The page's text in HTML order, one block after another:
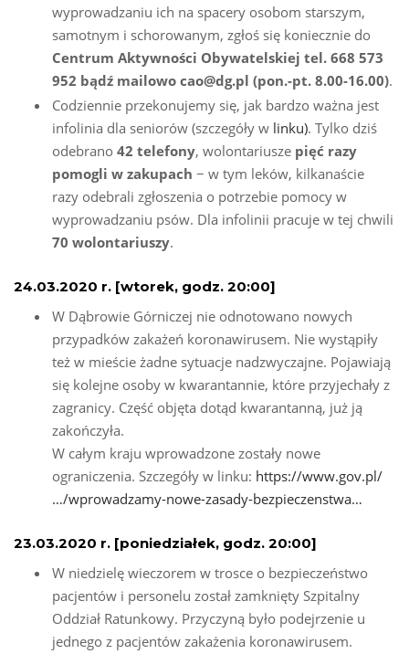
wyprowadzaniu ich na spacery osobom starszym,
samotnym i schorowanym, zgłoś się koniecznie do
Centrum Aktywności Obywatelskiej tel. 668 573
952 bądź mailowo cao@dg.pl (pon.-pt. 8.00-16.00).
Codziennie przekonujemy się, jak bardzo ważna jest
infolinia dla seniorów (szczegóły w linku). Tylko dziś
odebrano 42 telefony, wolontariusze pięć razy
pomogli w zakupach − w tym leków, kilkanaście
razy odebrali zgłoszenia o potrzebie pomocy w
wyprowadzaniu psów. Dla infolinii pracuje w tej chwili
70 wolontariuszy.
24.03.2020 r. [wtorek, godz. 20:00]
W Dąbrowie Górniczej nie odnotowano nowych
przypadków zakażeń koronawirusem. Nie wystąpiły
też w mieście żadne sytuacje nadzwyczajne. Pojawiają
się kolejne osoby w kwarantannie, które przyjechały z
zagranicy. Część objęta dotąd kwarantanną, już ją
zakończyła.
W całym kraju wprowadzone zostały nowe
ograniczenia. Szczegóły w linku: https://www.gov.pl/
…/wprowadzamy-nowe-zasady-bezpieczenstwa…
23.03.2020 r. [poniedziałek, godz. 20:00]
W niedzielę wieczorem w trosce o bezpieczeństwo
pacjentów i personelu został zamknięty Szpitalny
Oddział Ratunkowy. Przyczyną było podejrzenie u
jednego z pacjentów zakażenia koronawirusem.